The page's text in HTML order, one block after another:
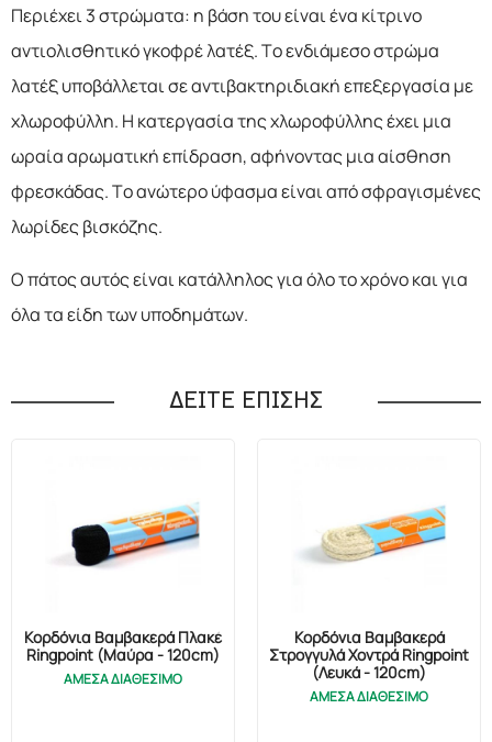
Περιέχει 3 στρώματα: η βάση του είναι ένα κίτρινο
αντιολισθητικό γκοφρέ λατέξ. Το ενδιάμεσο στρώμα
λατέξ υποβάλλεται σε αντιβακτηριδιακή επεξεργασία με
χλωροφύλλη. Η κατεργασία της χλωροφύλλης έχει μια
ωραία αρωματική επίδραση, αφήνοντας μια αίσθηση
φρεσκάδας. Το ανώτερο ύφασμα είναι από σφραγισμένες
λωρίδες βισκόζης.
Ο πάτος αυτός είναι κατάλληλος για όλο το χρόνο και για
όλα τα είδη των υποδημάτων.
ΔΕΙΤΕ ΕΠΙΣΗΣ
Κορδόνια Βαμβακερά Πλακέ
Ringpoint (Μαύρα - 120cm)
ΑΜΕΣΑ ΔΙΑΘΕΣΙΜΟ
Κορδόνια Βαμβακερά
Στρογγυλά Χοντρά Ringpoint
(Λευκά - 120cm)
ΑΜΕΣΑ ΔΙΑΘΕΣΙΜΟ